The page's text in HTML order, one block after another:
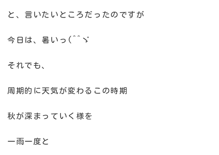
と、言いたいところだったのですが
今日は、暑いっ(^^ゞ
それでも、
周期的に天気が変わるこの時期
秋が深まっていく様を
一雨一度と